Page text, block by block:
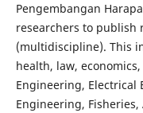
Pengembangan
researchers to publish
(multidiscipline). This
health, law,
Engineering, Electrical
Engineering,